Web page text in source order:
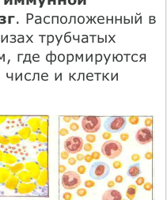
. Расположенный в
трубчатых
где формируются
и клетки